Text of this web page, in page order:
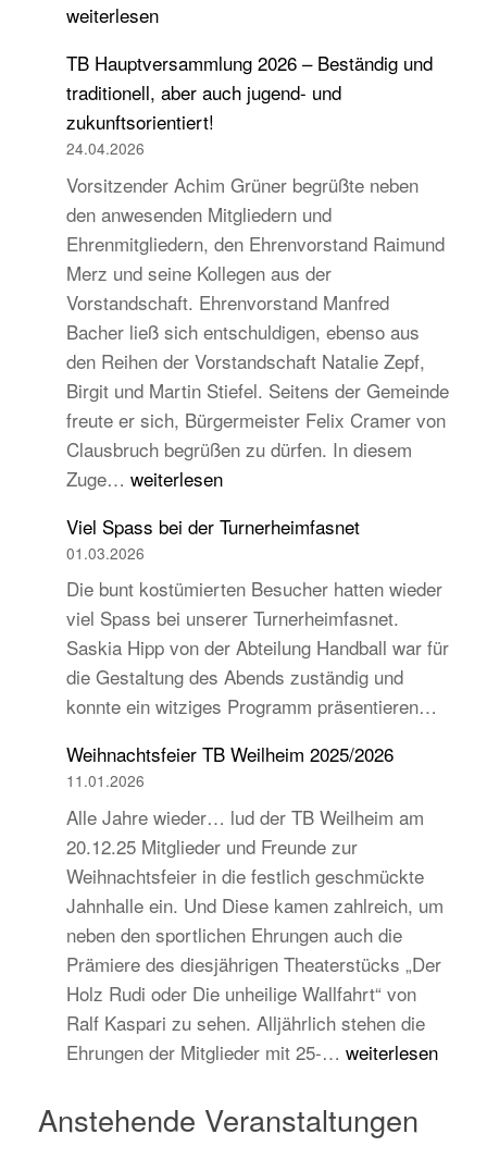
beim
des
weiterlesen
TB Hauptversammlung 2026 – Beständig und
traditionell, aber auch jugend- und
zukunftsorientiert!
24.04.2026
Vorsitzender Achim Grüner begrüßte neben
den anwesenden Mitgliedern und
Ehrenmitgliedern, den Ehrenvorstand Raimund
Merz und seine Kollegen aus der
Vorstandschaft. Ehrenvorstand Manfred
Bacher ließ sich entschuldigen, ebenso aus
den Reihen der Vorstandschaft Natalie Zepf,
Birgit und Martin Stiefel. Seitens der Gemeinde
freute er sich, Bürgermeister Felix Cramer von
Clausbruch begrüßen zu dürfen. In diesem
Zuge… TB
2026
–
Beständig
und
traditionell,
aber
auch
jugend-
und
weiterlesen
Viel Spass bei der Turnerheimfasnet
01.03.2026
Die bunt kostümierten Besucher hatten wieder
viel Spass bei unserer Turnerheimfasnet.
Saskia Hipp von der Abteilung Handball war für
die Gestaltung des Abends zuständig und
konnte ein witziges Programm präsentieren…
Weihnachtsfeier TB Weilheim 2025/2026
11.01.2026
Alle Jahre wieder… lud der TB Weilheim am
20.12.25 Mitglieder und Freunde zur
Weihnachtsfeier in die festlich geschmückte
Jahnhalle ein. Und Diese kamen zahlreich, um
neben den sportlichen Ehrungen auch die
Prämiere des diesjährigen Theaterstücks „Der
Holz Rudi oder Die unheilige Wallfahrt“ von
Ralf Kaspari zu sehen. Alljährlich stehen die
Ehrungen der Mitglieder mit 25-… Weihnachtsfeier
2025/2026
weiterlesen
Anstehende Veranstaltungen